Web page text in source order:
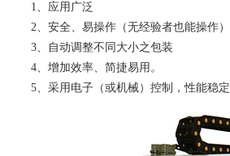
1、应用广泛
2、安全、易操作（无经验者也能操作）
3、自动调整不同大小之包装
4、增加效率、简捷易用。
5、采用电子（或机械）控制，性能稳定